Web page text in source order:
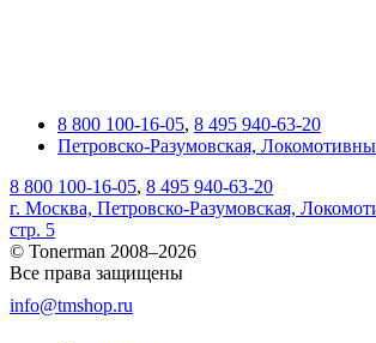
8 800 100-16-05, 8 495 940-63-20
Петровско-Разумовская,
8 800 100-16-05, 8 495 940-63-20
г. Москва, Петровско-Разумовская,
стр. 5
© Tonerman 2008–2026
Все права защищены
info@tmshop.ru